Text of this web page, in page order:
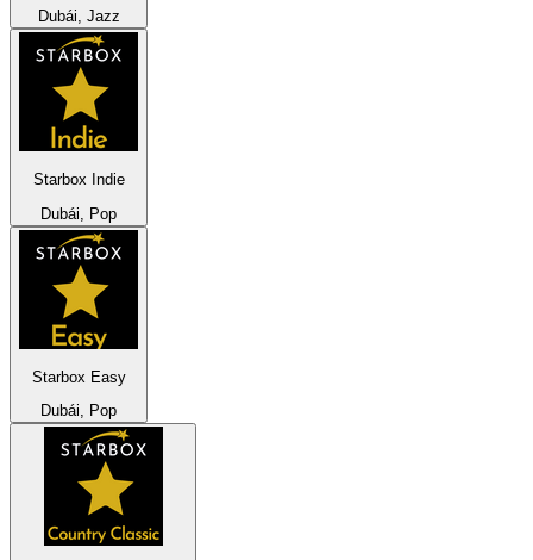
Dubái, Jazz
Starbox Indie
Dubái, Pop
Starbox Easy
Dubái, Pop